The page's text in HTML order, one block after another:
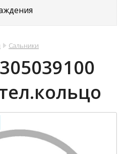
Сальники